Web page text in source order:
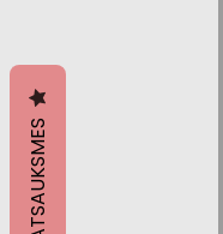
ATSAUKSMES